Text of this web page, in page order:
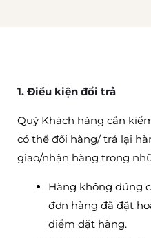
1. Điều kiện đổi trả
Quý Khách hàng cần
có thể đổi hàng/ trả lại
giao/nhận hàng trong
Hàng không đúng
đơn hàng đã đặt
điểm đặt hàng.